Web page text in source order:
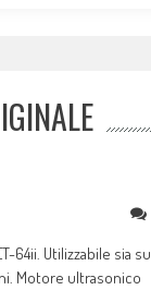
64ii. Utilizzabile sia su
Motore ultrasonico